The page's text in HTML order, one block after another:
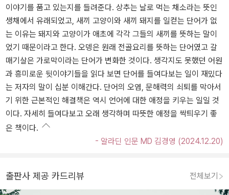
이야기를 품고 있는지를 들려준다. 상추는 날로 먹는 채소라는 뜻인
생채에서 유래되었고, 새끼 고양이와 새끼 돼지를 일컫는 단어가 없
는 이유는 돼지와 고양이가 애초에 각각 그들의 새끼를 뜻하는 말이
었기 때문이라고 한다. 오뎅은 원래 전골요리를 뜻하는 단어였고 갈
매기살은 가로막이라는 단어가 변화한 것이다. 생각지도 못했던 어원
과 흥미로운 뒷이야기들을 읽다 보면 단어를 들여다보는 일이 재밌다
는 저자의 말이 십분 이해간다. 단어의 오염, 문해력의 쇠퇴를 막아서
기 위한 근본적인 해결책은 역시 언어에 대한 애정을 키우는 일일 것
이다. 자세히 들여다보고 오래 생각하며 따뜻한 애정을 싹틔우기 좋
은 책이다.
- 알라딘 인문 MD 김경영 (2024.12.20)
출판사 제공 카드리뷰 전체보기